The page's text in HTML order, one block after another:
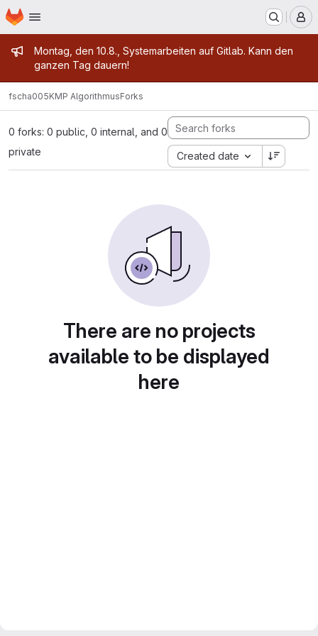
Skip to main content
Homepage
Admin message
Montag, den 10.8., Systemarbeiten auf Gitlab. Kann den
ganzen Tag dauern!
fscha005KMP AlgorithmusForks
0 forks: 0 public, 0 internal, and 0
private
Created date
There are no projects
available to be displayed
here